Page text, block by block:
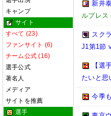
キャンプ
サイト
すべて (23)
ファンサイト (6)
チーム公式 (16)
選手公式
著名人
メディア
サイトを推薦
選手
新井
ルプレス
スク
J1第1節
【選
たいと思
今季